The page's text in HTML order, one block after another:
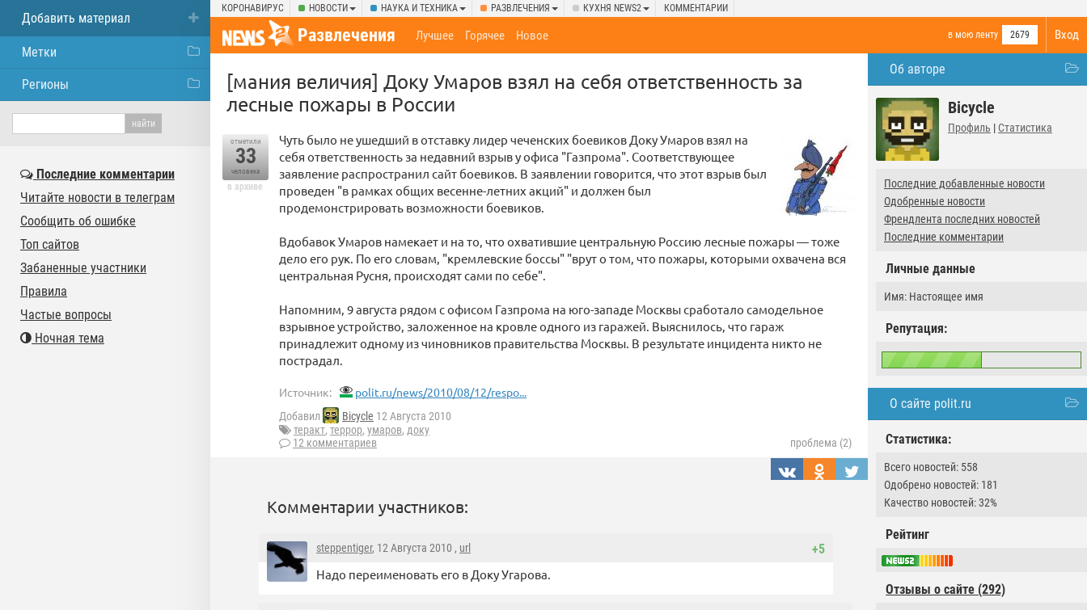
КОРОНАВИРУС НОВОСТИ НАУКА И ТЕХНИКА РАЗВЛЕЧЕНИЯ КУХНЯ NEWS2 КОММЕНТАРИИ
Вход
Развлечения в мою ленту 2679
Лучшее Горячее Новое
Об авторе
Bicycle
Профиль | Статистика
Последние добавленные новости
Одобренные новости
Френдлента последних новостей
Последние комментарии
Личные данные
Имя: Настоящее имя
Репутация:
О сайте polit.ru
Статистика:
Всего новостей: 558
Одобрено новостей: 181
Качество новостей: 32%
Рейтинг
Отзывы о сайте (292)
[мания величия] Доку Умаров взял на себя ответственность за
лесные пожары в России
отметили
33
человека
в архиве
Чуть было не ушедший в отставку лидер чеченских боевиков Доку Умаров взял на
себя ответственность за недавний взрыв у офиса "Газпрома". Соответствующее
заявление распространил сайт боевиков. В заявлении говорится, что этот взрыв был
проведен "в рамках общих весенне-летних акций" и должен был
продемонстрировать возможности боевиков.
Вдобавок Умаров намекает и на то, что охватившие центральную Россию лесные пожары — тоже
дело его рук. По его словам, "кремлевские боссы" "врут о том, что пожары, которыми охвачена вся
центральная Русня, происходят сами по себе".
Напомним, 9 августа рядом с офисом Газпрома на юго-западе Москвы сработало самодельное
взрывное устройство, заложенное на кровле одного из гаражей. Выяснилось, что гараж
принадлежит одному из чиновников правительства Москвы. В результате инцидента никто не
пострадал.
Источник: polit.ru/news/2010/08/12/respo...
Добавил Bicycle 12 Августа 2010
теракт, террор, умаров, доку
12 комментариев
проблема (2)
Комментарии участников:
+5
steppentiger, 12 Августа 2010 , url
Надо переименовать его в Доку Угарова.
Добавить материал
Метки
Регионы
Последние комментарии
Читайте новости в телеграм
Сообщить об ошибке
Топ сайтов
Забаненные участники
Правила
Частые вопросы
Ночная тема